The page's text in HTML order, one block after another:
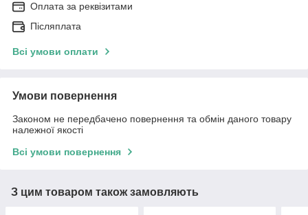
Оплата за реквізитами
Післяплата
Всі умови оплати
Умови повернення
Законом не передбачено повернення та обмін даного товару
належної якості
Всі умови повернення
З цим товаром також замовляють